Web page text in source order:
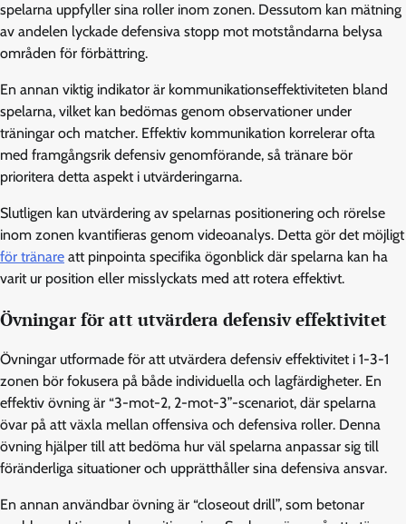
spelarna uppfyller sina roller inom zonen. Dessutom kan mätning
av andelen lyckade defensiva stopp mot motståndarna belysa
områden för förbättring.
En annan viktig indikator är kommunikationseffektiviteten bland
spelarna, vilket kan bedömas genom observationer under
träningar och matcher. Effektiv kommunikation korrelerar ofta
med framgångsrik defensiv genomförande, så tränare bör
prioritera detta aspekt i utvärderingarna.
Slutligen kan utvärdering av spelarnas positionering och rörelse
inom zonen kvantifieras genom videoanalys. Detta gör det möjligt
för tränare att pinpointa specifika ögonblick där spelarna kan ha
varit ur position eller misslyckats med att rotera effektivt.
Övningar för att utvärdera defensiv effektivitet
Övningar utformade för att utvärdera defensiv effektivitet i 1-3-1
zonen bör fokusera på både individuella och lagfärdigheter. En
effektiv övning är “3-mot-2, 2-mot-3”-scenariot, där spelarna
övar på att växla mellan offensiva och defensiva roller. Denna
övning hjälper till att bedöma hur väl spelarna anpassar sig till
föränderliga situationer och upprätthåller sina defensiva ansvar.
En annan användbar övning är “closeout drill”, som betonar